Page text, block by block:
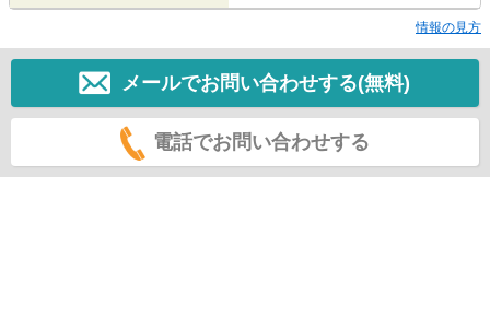
情報の見方
メールでお問い合わせする(無料)
電話でお問い合わせする